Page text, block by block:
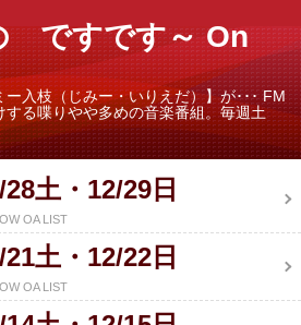
ですです～ On
入枝（じみー・いりえだ）】が･･･ FM
る喋りやや多めの音楽番組。毎週土
土・12/29日
OA LIST
土・12/22日
OA LIST